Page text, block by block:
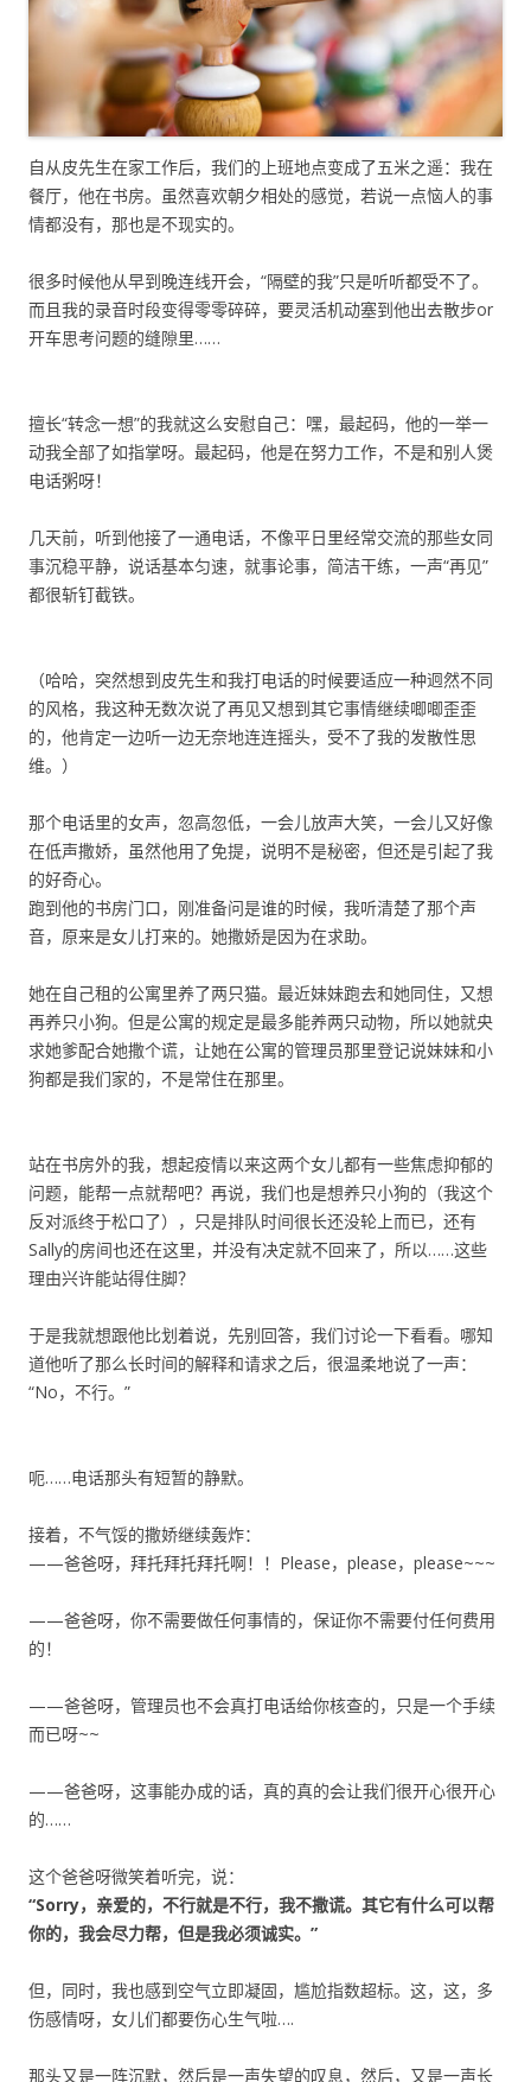
自从皮先生在家工作后，我们的上班地点变成了五米之遥：我在
餐厅，他在书房。虽然喜欢朝夕相处的感觉，若说一点恼人的事
情都没有，那也是不现实的。
很多时候他从早到晚连线开会，“隔壁的我”只是听听都受不了。
而且我的录音时段变得零零碎碎，要灵活机动塞到他出去散步or
开车思考问题的缝隙里……
擅长“转念一想”的我就这么安慰自己：嘿，最起码，他的一举一
动我全部了如指掌呀。最起码，他是在努力工作，不是和别人煲
电话粥呀！
几天前，听到他接了一通电话，不像平日里经常交流的那些女同
事沉稳平静，说话基本匀速，就事论事，简洁干练，一声“再见”
都很斩钉截铁。
（哈哈，突然想到皮先生和我打电话的时候要适应一种迥然不同
的风格，我这种无数次说了再见又想到其它事情继续唧唧歪歪
的，他肯定一边听一边无奈地连连摇头，受不了我的发散性思
维。）
那个电话里的女声，忽高忽低，一会儿放声大笑，一会儿又好像
在低声撒娇，虽然他用了免提，说明不是秘密，但还是引起了我
的好奇心。
跑到他的书房门口，刚准备问是谁的时候，我听清楚了那个声
音，原来是女儿打来的。她撒娇是因为在求助。
她在自己租的公寓里养了两只猫。最近妹妹跑去和她同住，又想
再养只小狗。但是公寓的规定是最多能养两只动物，所以她就央
求她爹配合她撒个谎，让她在公寓的管理员那里登记说妹妹和小
狗都是我们家的，不是常住在那里。
站在书房外的我，想起疫情以来这两个女儿都有一些焦虑抑郁的
问题，能帮一点就帮吧？再说，我们也是想养只小狗的（我这个
反对派终于松口了），只是排队时间很长还没轮上而已，还有
Sally的房间也还在这里，并没有决定就不回来了，所以……这些
理由兴许能站得住脚？
于是我就想跟他比划着说，先别回答，我们讨论一下看看。哪知
道他听了那么长时间的解释和请求之后，很温柔地说了一声：
“No，不行。”
呃……电话那头有短暂的静默。
接着，不气馁的撒娇继续轰炸：
——爸爸呀，拜托拜托拜托啊！！Please，please，please~~~
——爸爸呀，你不需要做任何事情的，保证你不需要付任何费用
的！
——爸爸呀，管理员也不会真打电话给你核查的，只是一个手续
而已呀~~
——爸爸呀，这事能办成的话，真的真的会让我们很开心很开心
的……
这个爸爸呀微笑着听完，说：
“Sorry，亲爱的，不行就是不行，我不撒谎。其它有什么可以帮
你的，我会尽力帮，但是我必须诚实。”
但，同时，我也感到空气立即凝固，尴尬指数超标。这，这，多
伤感情呀，女儿们都要伤心生气啦….
那头又是一阵沉默，然后是一声失望的叹息，然后，又是一声长